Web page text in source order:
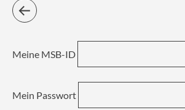
Meine MSB-ID
Mein Passwort